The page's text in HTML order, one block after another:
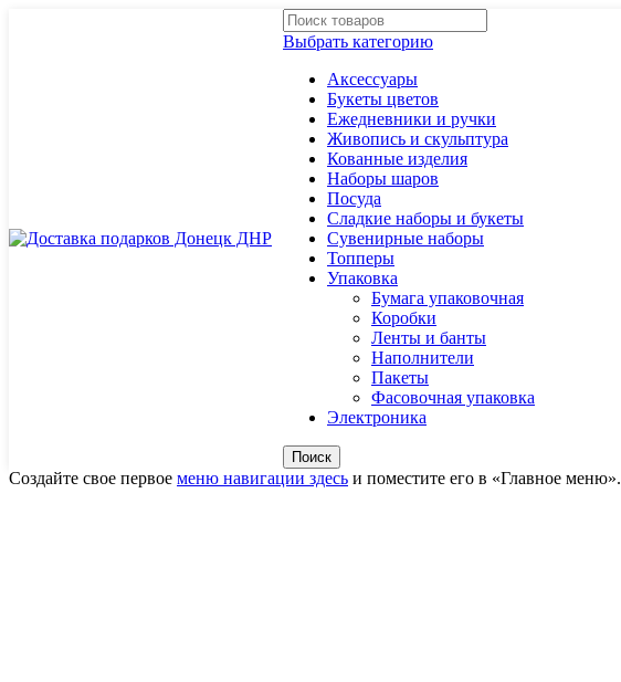
Выбрать категорию
Аксессуары
Букеты цветов
Ежедневники и ручки
Живопись и скульптура
Кованные изделия
Наборы шаров
Посуда
Сладкие наборы и букеты
Сувенирные наборы
Топперы
Упаковка
Бумага упаковочная
Коробки
Ленты и банты
Наполнители
Пакеты
Фасовочная упаковка
Электроника
Поиск
Создайте свое первое меню навигации здесь и поместите его в «Главное меню».